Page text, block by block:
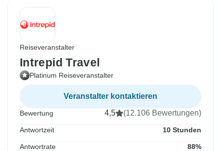
Reiseveranstalter
Intrepid Travel
Platinum Reiseveranstalter
Veranstalter kontaktieren
Bewertung 4,5 (12.106 Bewertungen)
Antwortzeit 10 Stunden
Antwortrate 88%